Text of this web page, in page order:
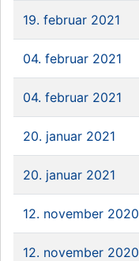
19. februar 2021
04. februar 2021
04. februar 2021
20. januar 2021
20. januar 2021
12. november 2020
12. november 2020